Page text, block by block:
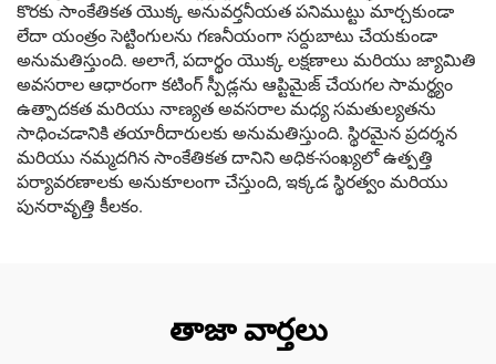
కొరకు సాంకేతికత యొక్క అనువర్తనీయత పనిముట్టు మార్చకుండా
లేదా యంత్రం సెట్టింగులను గణనీయంగా సర్దుబాటు చేయకుండా
అనుమతిస్తుంది. అలాగే, పదార్థం యొక్క లక్షణాలు మరియు జ్యామితి
అవసరాల ఆధారంగా కటింగ్ స్పీడ్లను ఆప్టిమైజ్ చేయగల సామర్థ్యం
ఉత్పాదకత మరియు నాణ్యత అవసరాల మధ్య సమతుల్యతను
సాధించడానికి తయారీదారులకు అనుమతిస్తుంది. స్థిరమైన ప్రదర్శన
మరియు నమ్మదగిన సాంకేతికత దానిని అధిక-సంఖ్యలో ఉత్పత్తి
పర్యావరణాలకు అనుకూలంగా చేస్తుంది, ఇక్కడ స్థిరత్వం మరియు
పునరావృత్తి కీలకం.
తాజా వార్తలు